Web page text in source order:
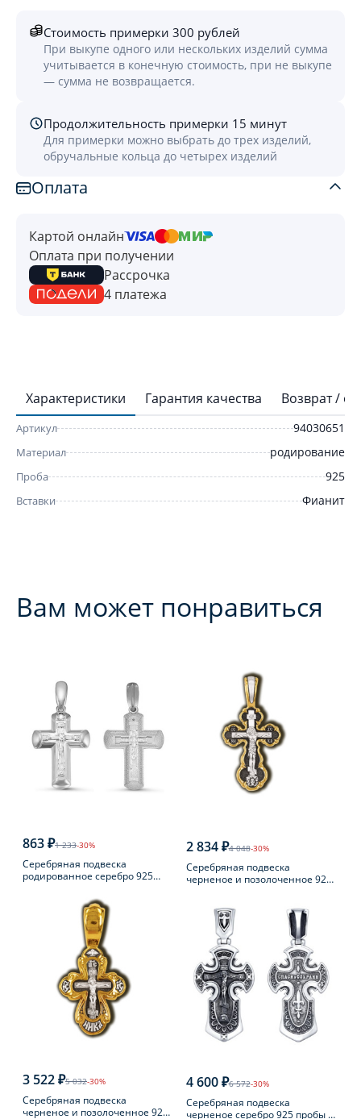
Стоимость примерки 300 рублей
При выкупе одного или нескольких изделий сумма
учитывается в конечную стоимость, при не выкупе
— сумма не возвращается.
Продолжительность примерки 15 минут
Для примерки можно выбрать до трех изделий,
обручальные кольца до четырех изделий
Оплата
Картой онлайн
Оплата при получении
Рассрочка
4 платежа
Характеристики Гарантия качества Возврат /
Артикул 94030651
Материал родирование
Проба 925
Вставки Фианит
Вам может понравиться
863 ₽1 233-30%
Серебряная подвеска
родированное серебро 925
2 834 ₽4 048-30%
Серебряная подвеска
черненое и позолоченное 925
3 522 ₽5 032-30%
Серебряная подвеска
черненое и позолоченное 925
4 600 ₽6 572-30%
Серебряная подвеска
черненое серебро 925 пробы с